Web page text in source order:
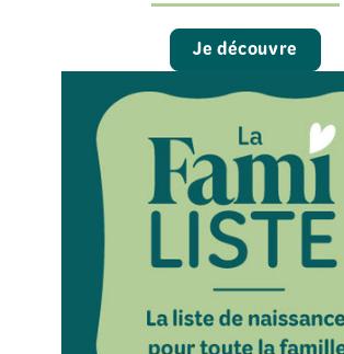
Je découvre